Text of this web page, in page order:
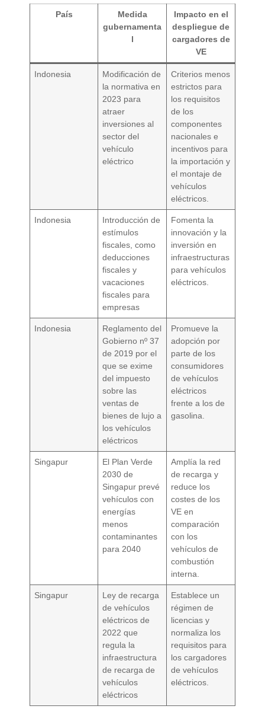
País
Medida
gubernamenta
l
Impacto en el
despliegue de
cargadores de
VE
Indonesia
Modificación de
la normativa en
2023 para
atraer
inversiones al
sector del
vehículo
eléctrico
Criterios menos
estrictos para
los requisitos
de los
componentes
nacionales e
incentivos para
la importación y
el montaje de
vehículos
eléctricos.
Indonesia
Introducción de
estímulos
fiscales, como
deducciones
fiscales y
vacaciones
fiscales para
empresas
Fomenta la
innovación y la
inversión en
infraestructuras
para vehículos
eléctricos.
Indonesia
Reglamento del
Gobierno nº 37
de 2019 por el
que se exime
del impuesto
sobre las
ventas de
bienes de lujo a
los vehículos
eléctricos
Promueve la
adopción por
parte de los
consumidores
de vehículos
eléctricos
frente a los de
gasolina.
Singapur
El Plan Verde
2030 de
Singapur prevé
vehículos con
energías
menos
contaminantes
para 2040
Amplía la red
de recarga y
reduce los
costes de los
VE en
comparación
con los
vehículos de
combustión
interna.
Singapur
Ley de recarga
de vehículos
eléctricos de
2022 que
regula la
infraestructura
de recarga de
vehículos
eléctricos
Establece un
régimen de
licencias y
normaliza los
requisitos para
los cargadores
de vehículos
eléctricos.